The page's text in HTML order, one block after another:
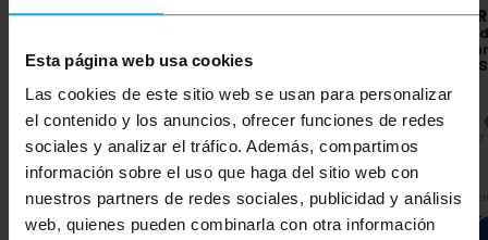
Esta página web usa cookies
Las cookies de este sitio web se usan para personalizar
el contenido y los anuncios, ofrecer funciones de redes
sociales y analizar el tráfico. Además, compartimos
información sobre el uso que haga del sitio web con
nuestros partners de redes sociales, publicidad y análisis
web, quienes pueden combinarla con otra información
BEMATIKWpuszczana
80x80mm seria Lille w
PVP
4,77€
VAT inc.
PVD
3,79 €
Natychmiastowa dostawa
ME028
Ilość
LANBERGGniazdo
wbudowania białe firmy
USB2-E
PVP
12,65€
12,65 VAT inc.
PVD
12,16 €
REF: IA184
DAJ MI ZNAĆ, KIEDY
BĘDZIE ZAPAS
stała
bez
250V
PVP
3,94